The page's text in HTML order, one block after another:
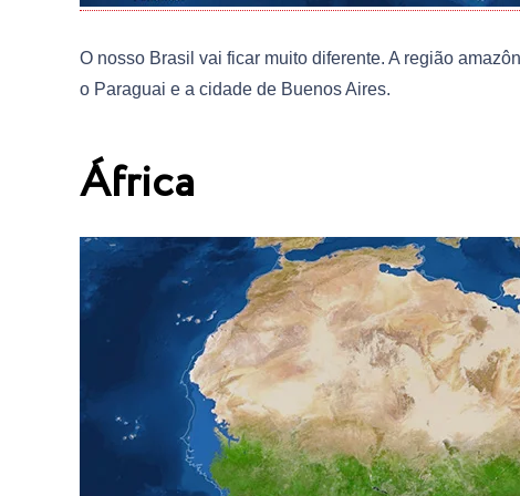
O nosso Brasil vai ficar muito diferente. A região
o Paraguai e a cidade de Buenos Aires.
África